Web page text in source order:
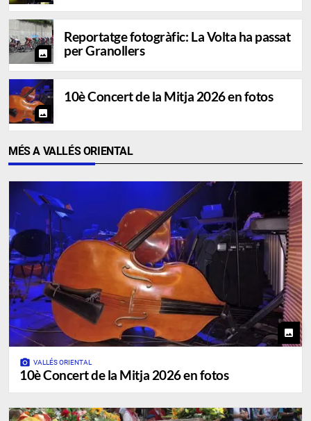
photo
Reportatge fotogràfic: La Volta ha passat
per Granollers
photo
10è Concert de la Mitja 2026 en fotos
MÉS A VALLÉS ORIENTAL
photo
photo_camera VALLÉS ORIENTAL
10è Concert de la Mitja 2026 en fotos